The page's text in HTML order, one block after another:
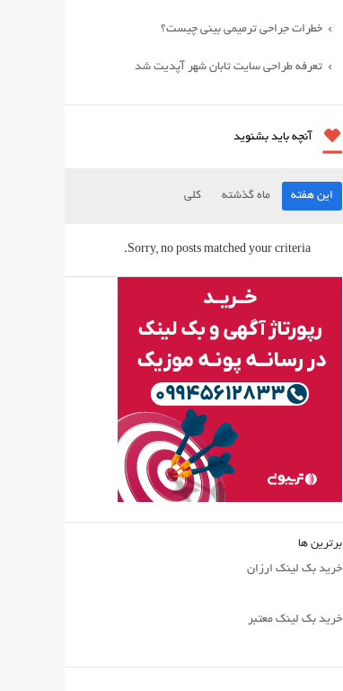
خطرات جراحی ترمیمی بینی چیست؟
تعرفه طراحی سایت تابان شهر آپدیت شد
آنچه باید بشنوید
این هفته ماه گذشته کلی
Sorry, no posts matched your criteria.
برترین ها
خرید بک لینک ارزان
خرید بک لینک معتبر